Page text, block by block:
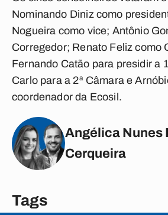
Nominando Diniz como
Nogueira como vice; Antônio
Corregedor; Renato Feliz como
Fernando Catão para presidir a
Carlo para a 2ª Câmara e
coordenador da Ecosil.
Angélica Nunes
Cerqueira
Tags